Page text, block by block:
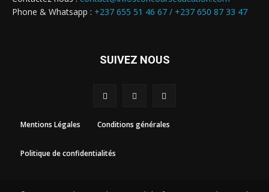
Phone & Whatsapp : +237 655 51 46 67 / +237 650 87 33 47
SUIVEZ NOUS
Mentions Légales Conditions générales
Politique de confidentialités